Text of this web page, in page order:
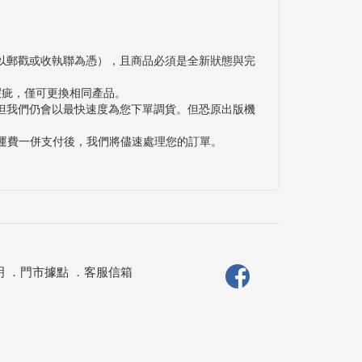
戳或收執聯為憑），且商品必須是全新狀態與完
，僅可更換相同產品。
們仍會以最快速度為您下單調貨。但恐原出版機
一併支付後，我們將儘速處理您的訂單。
． 門市據點． 客服信箱